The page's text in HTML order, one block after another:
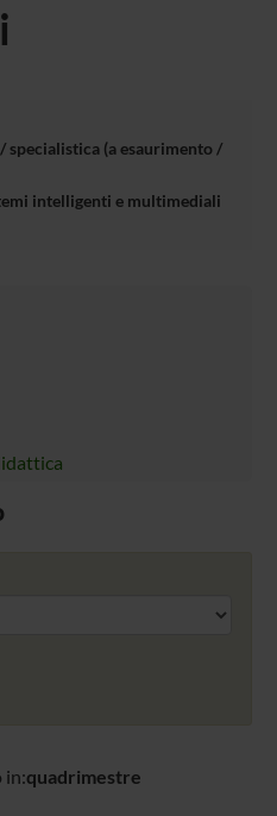
specialistica (a esaurimento /
intelligenti e multimediali
in:quadrimestre